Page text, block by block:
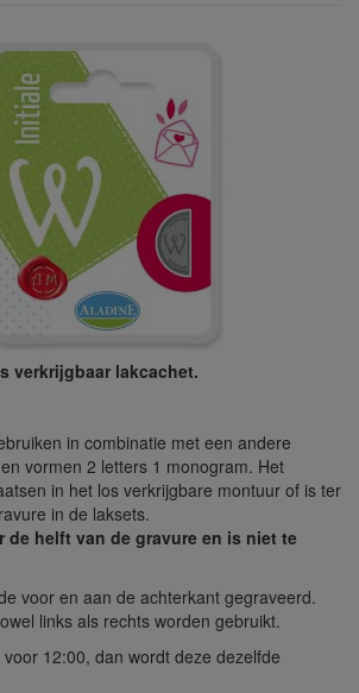
verkrijgbaar lakcachet.
in combinatie met een andere
vormen 2 letters 1 monogram. Het
in het los verkrijgbare montuur of is ter
in de laksets.
de helft van de gravure en is niet te
voor en aan de achterkant gegraveerd.
links als rechts worden gebruikt.
12:00, dan wordt deze dezelfde